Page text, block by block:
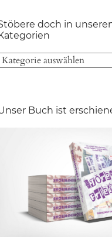
doch in
Buch ist